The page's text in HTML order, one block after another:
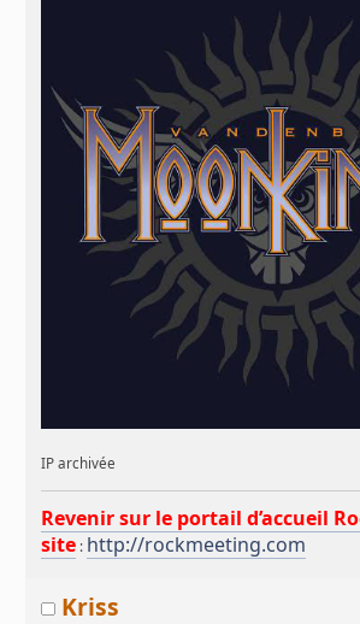
IP archivée
Revenir sur le portail d’accueil
site : http://rockmeeting.com
Kriss